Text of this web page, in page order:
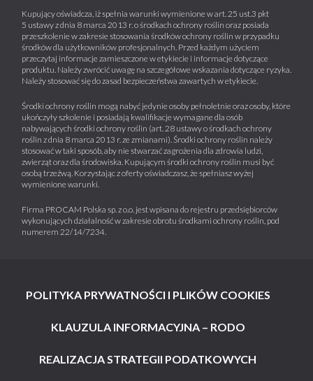
Kupujący oświadcza, iż spełnia warunki wymienione w art. 25 ust.3 pkt
5 ustawy z dnia 8 marca 2013 r. o środkach ochrony roślin oraz posiada
przeszkolenie w zakresie stosowania środków ochrony roślin w przypadku
środków dla użytkowników profesjonalnych. Przed każdym użyciem
przeczytaj informacje zamieszczone w etykiecie i informacje dotyczące
produktu. Należy zwrócić uwagę na szczegółowe wskazania dotyczące ryzyka.
Należy stosować się do zasad bezpieczeństwa zawartych w etykiecie.
Środki ochrony roślin mogą nabyć jedynie osoby pełnoletnie oraz osoby, które
ukończyły szkolenie i posiadają kwalifikacje wymagane dla osób
nabywających środki ochrony roślin (art. 28 ustawy o środkach ochrony
roślin z dnia 8 marca 2013 r. ze zmianami). Środki ochrony roślin należy
stosować w taki sposób, aby nie stwarzać zagrożenia dla zdrowia ludzi,
zwierząt oraz dla środowiska. Kupującym środki ochrony roślin musi być
osobą trzeźwą. Korzystając z oferty oświadczasz, że spełniasz wyżej
wymienione warunki.
Firma PROCAM Polska sp. z o.o. jest wpisana do rejestru przedsiębiorców
wykonujących działalność w zakresie obrotu środkami ochrony roślin, pod
numerem 22/14/7234.
POLITYKA PRYWATNOŚCI I PLIKÓW COOKIES
KLAUZULA INFORMACYJNA – RODO
REALIZACJA STRATEGII PODATKOWYCH